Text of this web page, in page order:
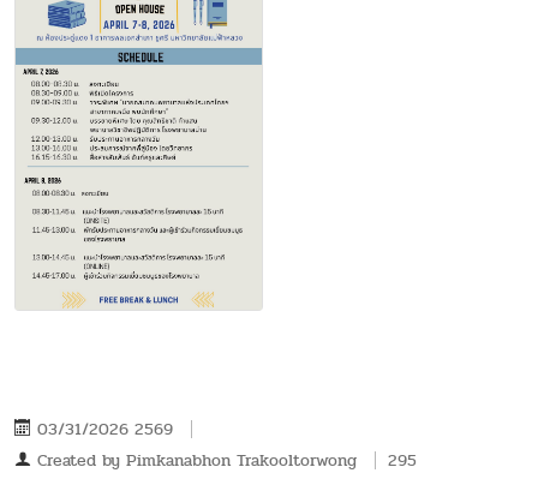
03/31/2026 2569
Created by Pimkanabhon Trakooltorwong 295